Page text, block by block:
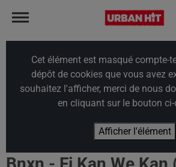
Cet élément est masqué compte-
dépôt de cookies que vous avez
souhaitez l'afficher, merci de nous
en cliquant sur le bouton
Afficher l'élément